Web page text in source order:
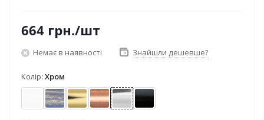
664 грн./шт
Немає в наявності Знайшли дешевше?
Колір:Хром
АрктісБлакить золота
ЗолотоМідь Хром Чорний оксамит